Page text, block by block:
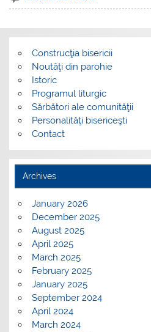
Construcţia bisericii
Noutăţi din parohie
Istoric
Programul liturgic
Sărbători ale comunităţii
Personalităţi bisericeşti
Contact
Archives
January 2026
December 2025
August 2025
April 2025
March 2025
February 2025
January 2025
September 2024
April 2024
March 2024